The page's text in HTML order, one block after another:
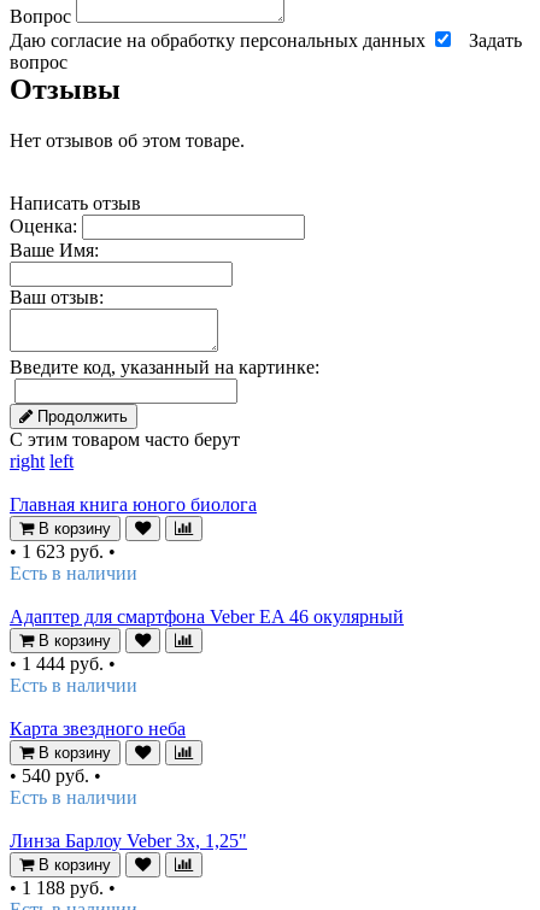
Вопрос
Даю согласие на обработку персональных данных
Задать
вопрос
Отзывы
Нет отзывов об этом товаре.
Написать отзыв
Оценка:
Ваше Имя:
Ваш отзыв:
Введите код, указанный на картинке:
Продолжить
С этим товаром часто берут
right left
Главная книга юного биолога
В корзину
• 1 623 руб. •
Есть в наличии
Адаптер для смартфона Veber EA 46 окулярный
В корзину
• 1 444 руб. •
Есть в наличии
Карта звездного неба
В корзину
• 540 руб. •
Есть в наличии
Линза Барлоу Veber 3х, 1,25"
В корзину
• 1 188 руб. •